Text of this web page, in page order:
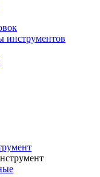
инструментов